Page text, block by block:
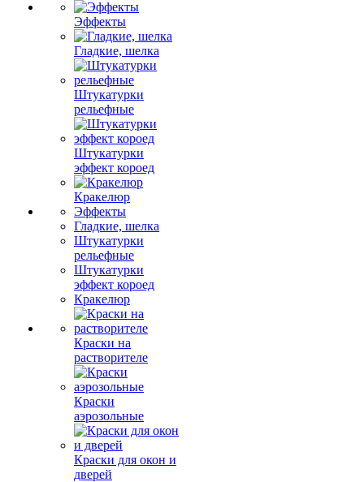
Эффекты
Гладкие, шелка
Штукатурки
рельефные
Штукатурки
эффект короед
Кракелюр
Эффекты
Гладкие, шелка
Штукатурки
рельефные
Штукатурки
эффект короед
Кракелюр
Краски на
растворителе
Краски
аэрозольные
Краски для окон и
дверей